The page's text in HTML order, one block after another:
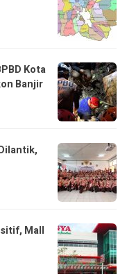
Kota
Banjir
Mall